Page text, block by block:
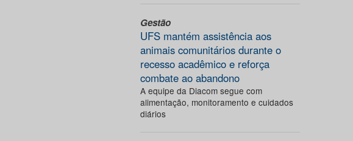
Gestão
UFS mantém assistência aos
animais comunitários durante o
recesso acadêmico e reforça
combate ao abandono
A equipe da Diacom segue com
alimentação, monitoramento e cuidados
diários